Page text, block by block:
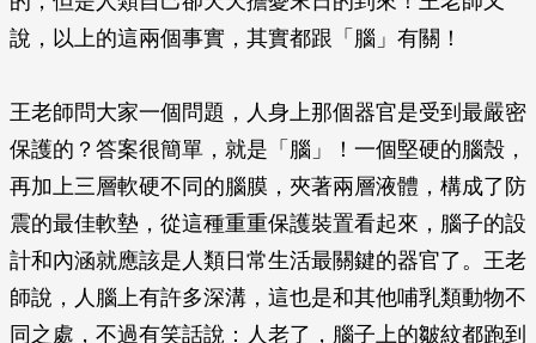
說，以上的這兩個事實，其實都跟「腦」有關！
王老師問大家一個問題，人身上那個器官是受到最嚴密
保護的？答案很簡單，就是「腦」！一個堅硬的腦殼，
再加上三層軟硬不同的腦膜，夾著兩層液體，構成了防
震的最佳軟墊，從這種重重保護裝置看起來，腦子的設
計和內涵就應該是人類日常生活最關鍵的器官了。王老
師說，人腦上有許多深溝，這也是和其他哺乳類動物不
同之處，不過有笑話說：人老了，腦子上的皺紋都跑到